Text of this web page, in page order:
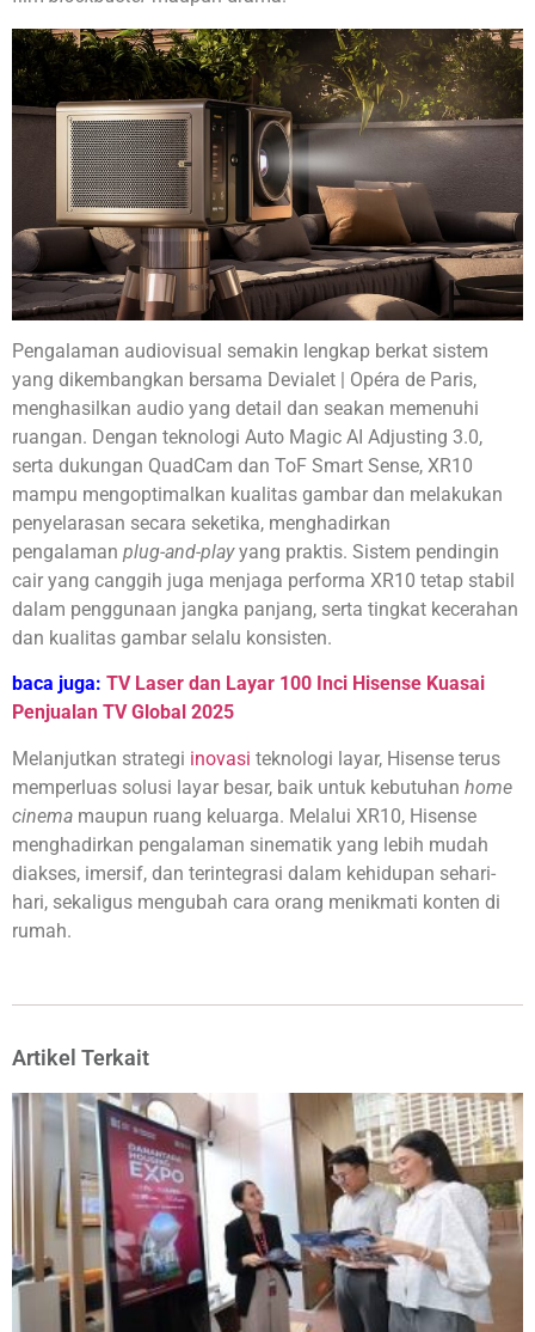
Pengalaman audiovisual semakin lengkap berkat sistem
yang dikembangkan bersama Devialet | Opéra de Paris,
menghasilkan audio yang detail dan seakan memenuhi
ruangan. Dengan teknologi Auto Magic AI Adjusting 3.0,
serta dukungan QuadCam dan ToF Smart Sense, XR10
mampu mengoptimalkan kualitas gambar dan melakukan
penyelarasan secara seketika, menghadirkan
pengalaman plug-and-playyang praktis. Sistem pendingin
cair yang canggih juga menjaga performa XR10 tetap stabil
dalam penggunaan jangka panjang, serta tingkat kecerahan
dan kualitas gambar selalu konsisten.
baca juga: TV Laser dan Layar 100 Inci Hisense Kuasai
Penjualan TV Global 2025
Melanjutkan strategi inovasi teknologi layar, Hisense terus
memperluas solusi layar besar, baik untuk kebutuhan home
cinema maupun ruang keluarga. Melalui XR10, Hisense
menghadirkan pengalaman sinematik yang lebih mudah
diakses, imersif, dan terintegrasi dalam kehidupan sehari-
hari, sekaligus mengubah cara orang menikmati konten di
rumah.
Artikel Terkait